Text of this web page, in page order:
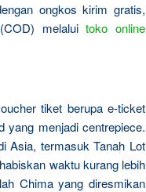
ongkos kirim gratis,
melaluitoko online
tiket berupa e-ticket
yang menjadi centrepiece.
Asia, termasuk Tanah Lot
waktu kurang lebih
Chima yang diresmikan